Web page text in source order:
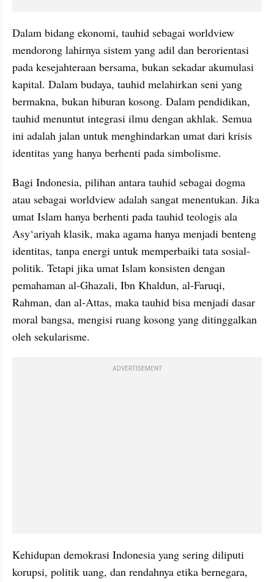
Dalam bidang ekonomi, tauhid sebagai worldview
mendorong lahirnya sistem yang adil dan berorientasi
pada kesejahteraan bersama, bukan sekadar akumulasi
kapital. Dalam budaya, tauhid melahirkan seni yang
bermakna, bukan hiburan kosong. Dalam pendidikan,
tauhid menuntut integrasi ilmu dengan akhlak. Semua
ini adalah jalan untuk menghindarkan umat dari krisis
identitas yang hanya berhenti pada simbolisme.
Bagi Indonesia, pilihan antara tauhid sebagai dogma
atau sebagai worldview adalah sangat menentukan. Jika
umat Islam hanya berhenti pada tauhid teologis ala
Asy‘ariyah klasik, maka agama hanya menjadi benteng
identitas, tanpa energi untuk memperbaiki tata sosial-
politik. Tetapi jika umat Islam konsisten dengan
pemahaman al-Ghazali, Ibn Khaldun, al-Faruqi,
Rahman, dan al-Attas, maka tauhid bisa menjadi dasar
moral bangsa, mengisi ruang kosong yang ditinggalkan
oleh sekularisme.
ADVERTISEMENT
Kehidupan demokrasi Indonesia yang sering diliputi
korupsi, politik uang, dan rendahnya etika bernegara,